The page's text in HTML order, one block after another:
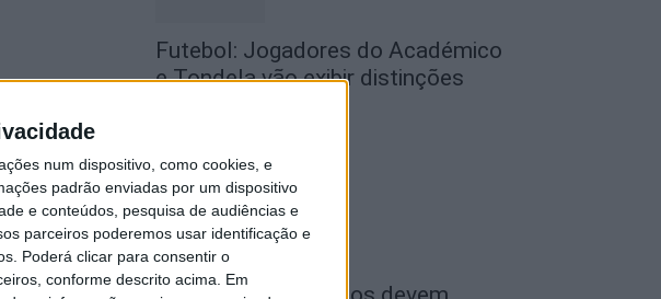
num dispositivo, como cookies, e
padrão enviadas por um dispositivo
e conteúdos, pesquisa de audiências e
parceiros poderemos usar identificação e
Poderá clicar para consentir o
conforme descrito acima. Em
Futebol: Jogadores do Académico
e Tondela vão exibir distinções